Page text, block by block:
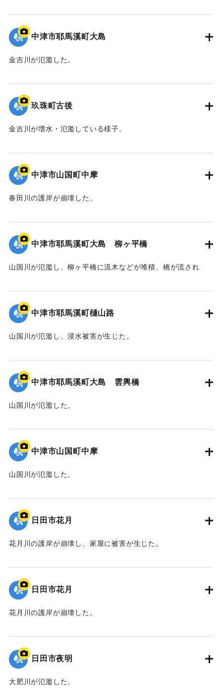
｜固有コード:
中津市耶馬溪町大島
金吉川が氾濫した。
｜固有コード:09922044
玖珠町古後
金吉川が増水・氾濫している様子。
｜固有コード:09922043
中津市山国町中摩
春田川の護岸が崩壊した。
｜固有コード:09922042
中津市耶馬溪町大島 柳ヶ平橋
山国川が氾濫し、柳ヶ平橋に流木などが堆積、橋が流され
｜固有コード:
中津市耶馬溪町樋山路
山国川が氾濫し、浸水被害が生じた。
｜固有コード:09922040
中津市耶馬溪町大島 雲輿橋
山国川が氾濫した。
｜固有コード:09922039
中津市山国町中摩
山国川が氾濫した。
｜固有コード:09922038
日田市花月
花月川の護岸が崩壊し、家屋に被害が生じた。
｜固有コード:09922037
日田市花月
花月川の護岸が崩壊した。
｜固有コード:09922036
日田市夜明
大肥川が氾濫した。